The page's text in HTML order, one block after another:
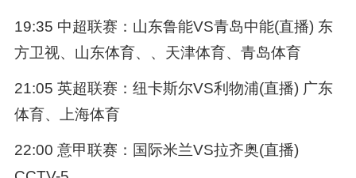
19:35 中超联赛：山东鲁能VS青岛中能(直播) 东
方卫视、山东体育、、天津体育、青岛体育
21:05 英超联赛：纽卡斯尔VS利物浦(直播) 广东
体育、上海体育
22:00 意甲联赛：国际米兰VS拉齐奥(直播)